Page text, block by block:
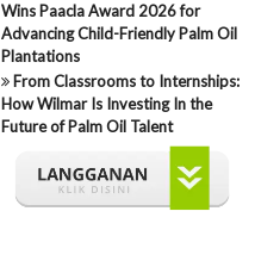
Wins Paacla Award 2026 for
Advancing Child-Friendly Palm Oil
Plantations
From Classrooms to Internships:
How Wilmar Is Investing In the
Future of Palm Oil Talent